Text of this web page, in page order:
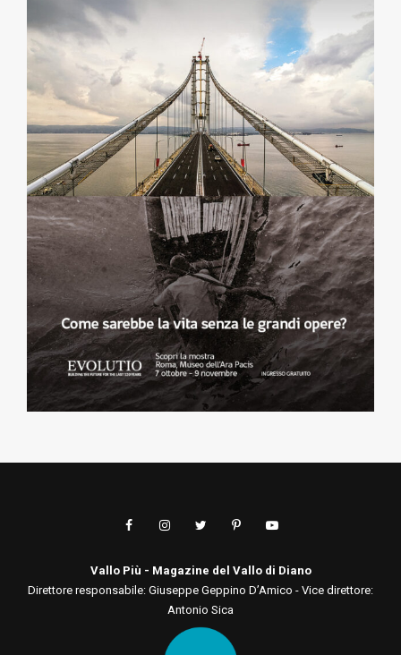
Vallo Più - Magazine del Vallo di Diano
Direttore responsabile: Giuseppe Geppino D’Amico - Vice direttore:
Antonio Sica